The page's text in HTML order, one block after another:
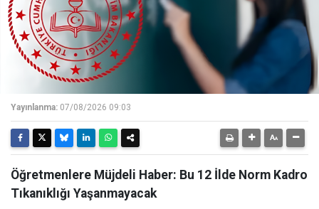
Yayınlanma: 07/08/2026 09:03
Öğretmenlere Müjdeli Haber: Bu 12 İlde Norm Kadro
Tıkanıklığı Yaşanmayacak